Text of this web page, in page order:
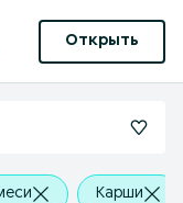
Открыть
Карши